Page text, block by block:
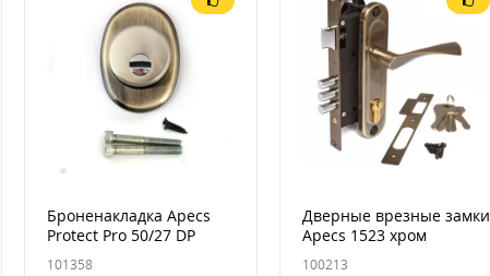
Броненакладка Apecs
Protect Pro 50/27 DP
101358
Дверные врезные замки
Apecs 1523 хром
100213